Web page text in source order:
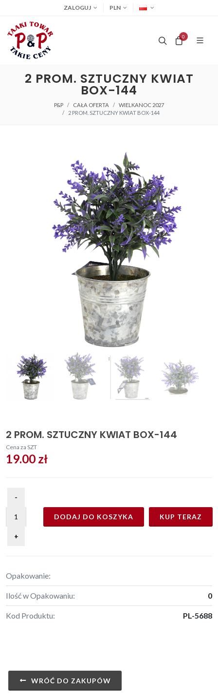
ZALOGUJ PLN
0
2 PROM. SZTUCZNY KWIAT
BOX-144
P&P CAŁA OFERTA
WIELKANOC 2027
2 PROM. SZTUCZNY KWIAT BOX-144
2 PROM. SZTUCZNY KWIAT BOX-144
Cena za SZT
19.00 zł
DODAJ DO KOSZYKA KUP TERAZ
Opakowanie:
Ilość w Opakowaniu: 0
Kod Produktu: PL-5688
WRÓĆ DO ZAKUPÓW